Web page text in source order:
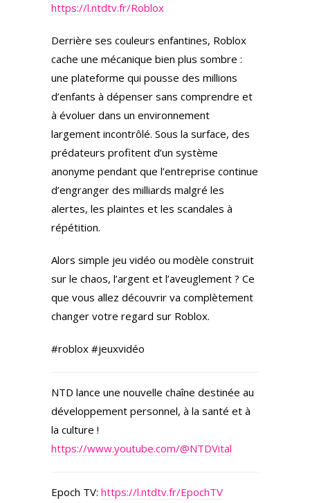
m
https://l.ntdtv.fr/Roblox
Derrière ses couleurs enfantines, Roblox
cache une mécanique bien plus sombre :
une plateforme qui pousse des millions
d’enfants à dépenser sans comprendre et
à évoluer dans un environnement
largement incontrôlé. Sous la surface, des
prédateurs profitent d’un système
anonyme pendant que l’entreprise continue
d’engranger des milliards malgré les
alertes, les plaintes et les scandales à
répétition.
Alors simple jeu vidéo ou modèle construit
sur le chaos, l’argent et l’aveuglement ? Ce
que vous allez découvrir va complètement
changer votre regard sur Roblox.
#roblox #jeuxvidéo
NTD lance une nouvelle chaîne destinée au
développement personnel, à la santé et à
la culture !
https://www.youtube.com/@NTDVital
Epoch TV: https://l.ntdtv.fr/EpochTV